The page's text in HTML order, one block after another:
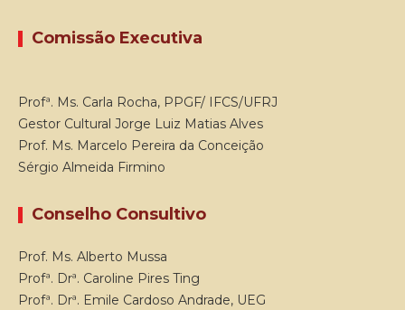
Comissão Executiva
Profª. Ms. Carla Rocha, PPGF/ IFCS/UFRJ
Gestor Cultural Jorge Luiz Matias Alves
Prof. Ms. Marcelo Pereira da Conceição
Sérgio Almeida Firmino
Conselho Consultivo
Prof. Ms. Alberto Mussa
Profª. Drª. Caroline Pires Ting
Profª. Drª. Emile Cardoso Andrade, UEG